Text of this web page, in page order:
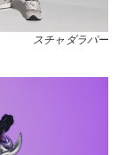
スチャダラパー